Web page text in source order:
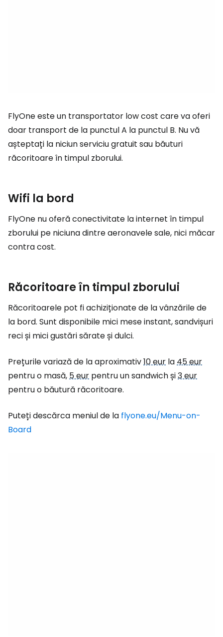
FlyOne este un transportator low cost care va oferi
doar transport de la punctul A la punctul B. Nu vă
așteptați la niciun serviciu gratuit sau băuturi
răcoritoare în timpul zborului.
Wifi la bord
FlyOne nu oferă conectivitate la internet în timpul
zborului pe niciuna dintre aeronavele sale, nici măcar
contra cost.
Răcoritoare în timpul zborului
Răcoritoarele pot fi achiziționate de la vânzările de
la bord. Sunt disponibile mici mese instant, sandvișuri
reci și mici gustări sărate și dulci.
Prețurile variază de la aproximativ10 eur la45 eur
pentru o masă,5 eur pentru un sandwich și3 eur
pentru o băutură răcoritoare.
Puteți descărca meniul de la flyone.eu/Menu-on-
Board